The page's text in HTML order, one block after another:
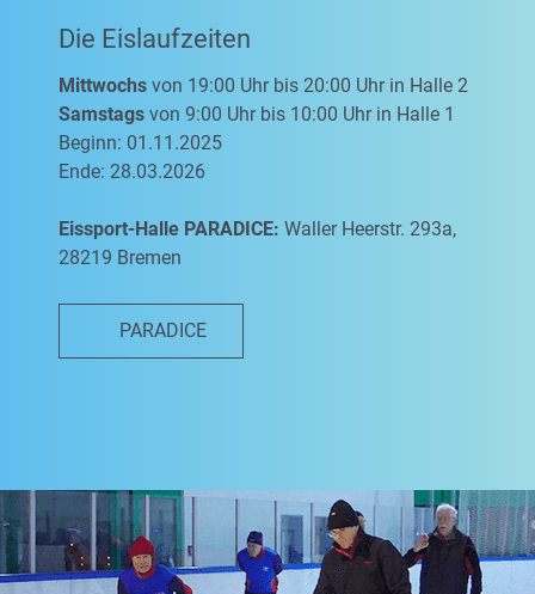
Die Eislaufzeiten
Mittwochs von 19:00 Uhr bis 20:00 Uhr in Halle 2
Samstags von 9:00 Uhr bis 10:00 Uhr in Halle 1
Beginn: 01.11.2025
Ende: 28.03.2026
Eissport-Halle PARADICE: Waller Heerstr. 293a,
28219 Bremen
PARADICE